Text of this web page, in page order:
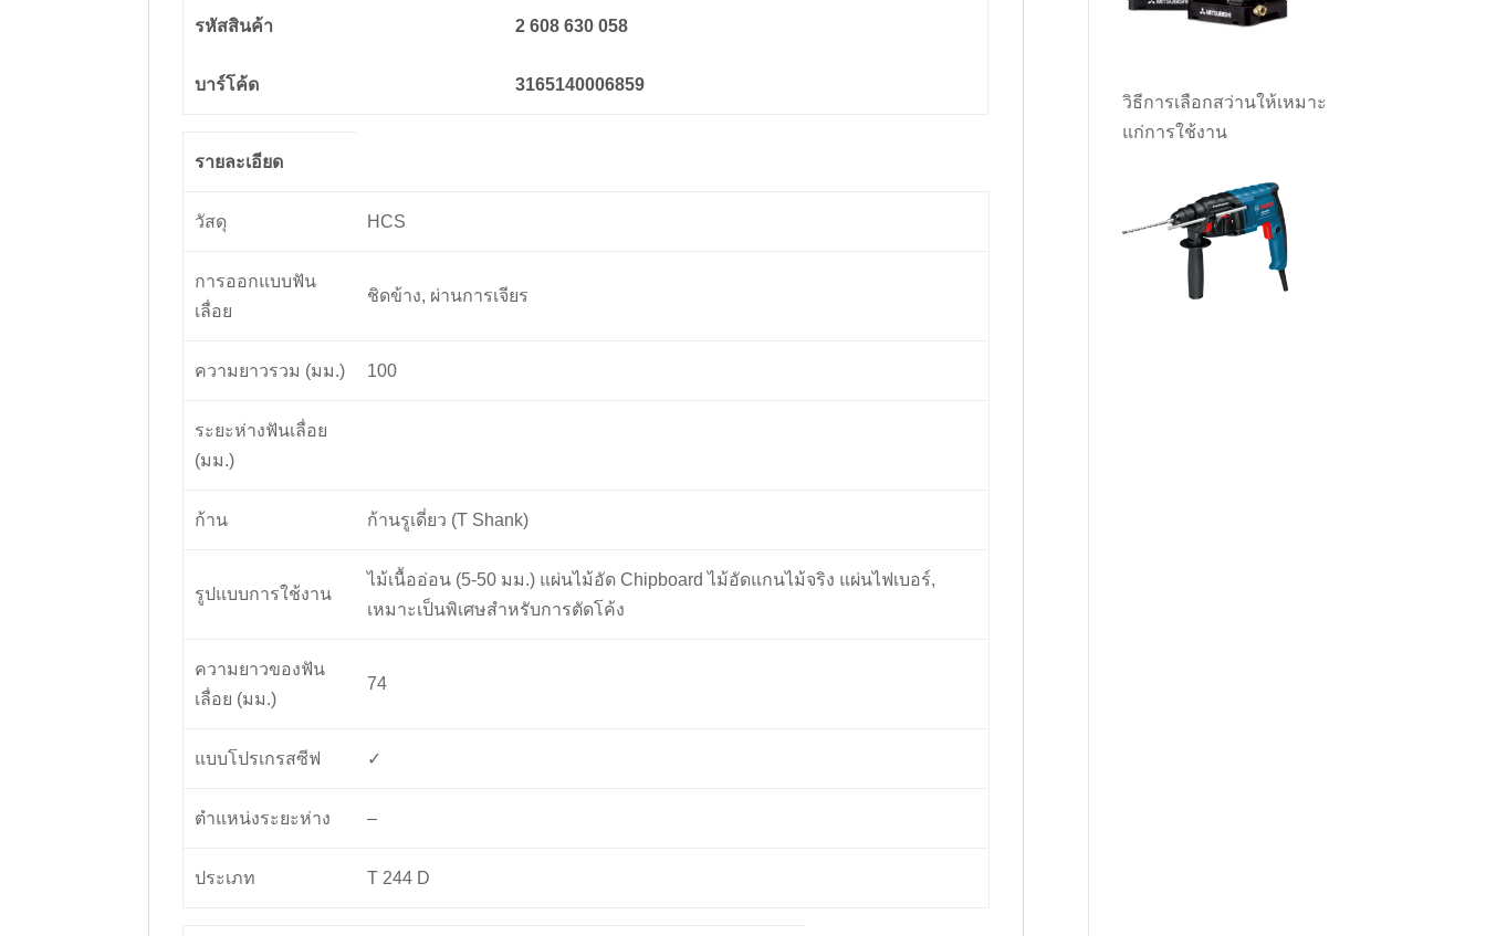
รหัสสินค้า 2 608 630 058
บาร์โค้ด 3165140006859
รายละเอียด
วัสดุ HCS
การออกแบบฟัน
เลื่อย
ชิดข้าง, ผ่านการเจียร
ความยาวรวม (มม.) 100
ระยะห่างฟันเลื่อย
(มม.)
ก้าน ก้านรูเดี่ยว (T Shank)
รูปแบบการใช้งาน
ไม้เนื้ออ่อน (5-50 มม.) แผ่นไม้อัด Chipboard ไม้อัดแกนไม้จริง แผ่นไฟเบอร์,
เหมาะเป็นพิเศษสำหรับการตัดโค้ง
ความยาวของฟัน
เลื่อย (มม.)
74
แบบโปรเกรสซีฟ ✓
ตำแหน่งระยะห่าง –
ประเภท T 244 D
วิธีการเลือกสว่านให้เหมาะ
แก่การใช้งาน